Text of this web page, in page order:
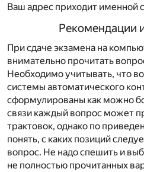
Ваш адрес приходит именной
Рекомендации
При сдаче экзамена на
внимательно прочитать
Необходимо учитывать, что
системы автоматического
сформулированы как можно
связи каждый вопрос может
трактовок, однако по
понять, с каких позиций
вопрос. Не надо спешить и
не полностью прочитанных